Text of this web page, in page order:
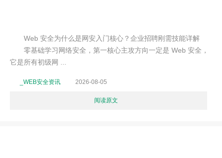
Web 安全为什么是网安入门核心？企业招聘刚需技能详解
零基础学习网络安全，第一核心主攻方向一定是 Web 安全，
它是所有初级网 ...
_WEB安全资讯 2026-08-05
阅读原文